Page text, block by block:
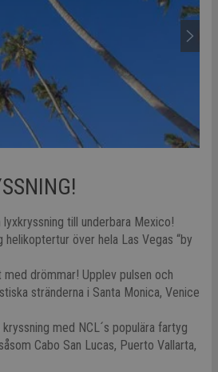
till underbara Mexico!
över hela Las Vegas “by
drömmar! Upplev pulsen och
stränderna i Santa Monica, Venice
med NCL´s populära fartyg
Cabo San Lucas, Puerto Vallarta,